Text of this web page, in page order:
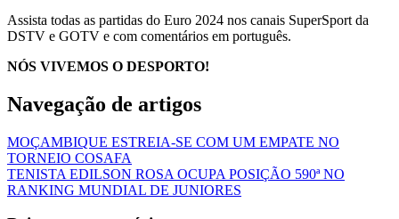
Assista todas as partidas do Euro 2024 nos canais SuperSport da
DSTV e GOTV e com comentários em português.
NÓS VIVEMOS O DESPORTO!
Navegação de artigos
MOÇAMBIQUE ESTREIA-SE COM UM EMPATE NO
TORNEIO COSAFA
TENISTA EDILSON ROSA OCUPA POSIÇÃO 590ª NO
RANKING MUNDIAL DE JUNIORES